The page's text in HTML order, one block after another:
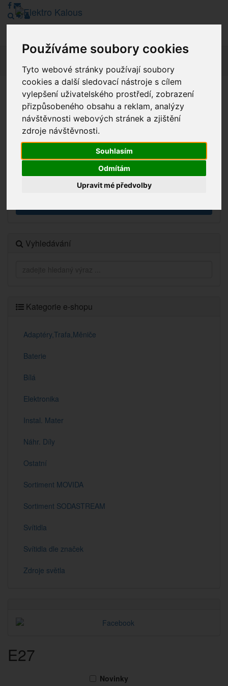
Používáme soubory cookies
Tyto webové stránky používají soubory
cookies a další sledovací nástroje s cílem
vylepšení uživatelského prostředí, zobrazení
přizpůsobeného obsahu a reklam, analýzy
návštěvnosti webových stránek a zjištění
zdroje návštěvnosti.
Souhlasím
Odmítám
Upravit mé předvolby
Vážení zákazníci, v tuto chvíli je Náš internetový obchod v
režimu Katalogu. Objednávky on-line nyní nelze vyřídit.
Děkujeme za pochopení.
Výprodej
Vyhledávání
Kategorie e-shopu
Adaptéry,Trafa,Měniče
Baterie
Bílá
Elektronika
Instal. Mater
Náhr. Díly
Ostatní
Sortiment MOVIDA
Sortiment SODASTREAM
Svítidla
Svítidla dle značek
Zdroje světla
E27
Novinky